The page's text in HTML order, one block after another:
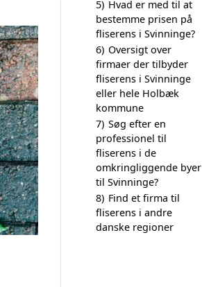
5) Hvad er med til at
bestemme prisen på
fliserens i Svinninge?
6) Oversigt over
firmaer der tilbyder
fliserens i Svinninge
eller hele Holbæk
kommune
7) Søg efter en
professionel til
fliserens i de
omkringliggende byer
til Svinninge?
8) Find et firma til
fliserens i andre
danske regioner